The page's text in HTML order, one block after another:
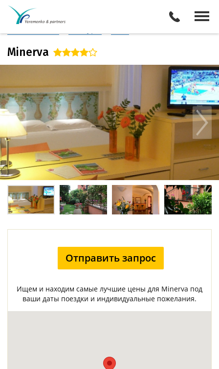
Италия
Описание отеля
Minerva
Отправить запрос
Ищем и находим самые лучшие цены для Minerva под
ваши даты поездки и индивидуальные пожелания.